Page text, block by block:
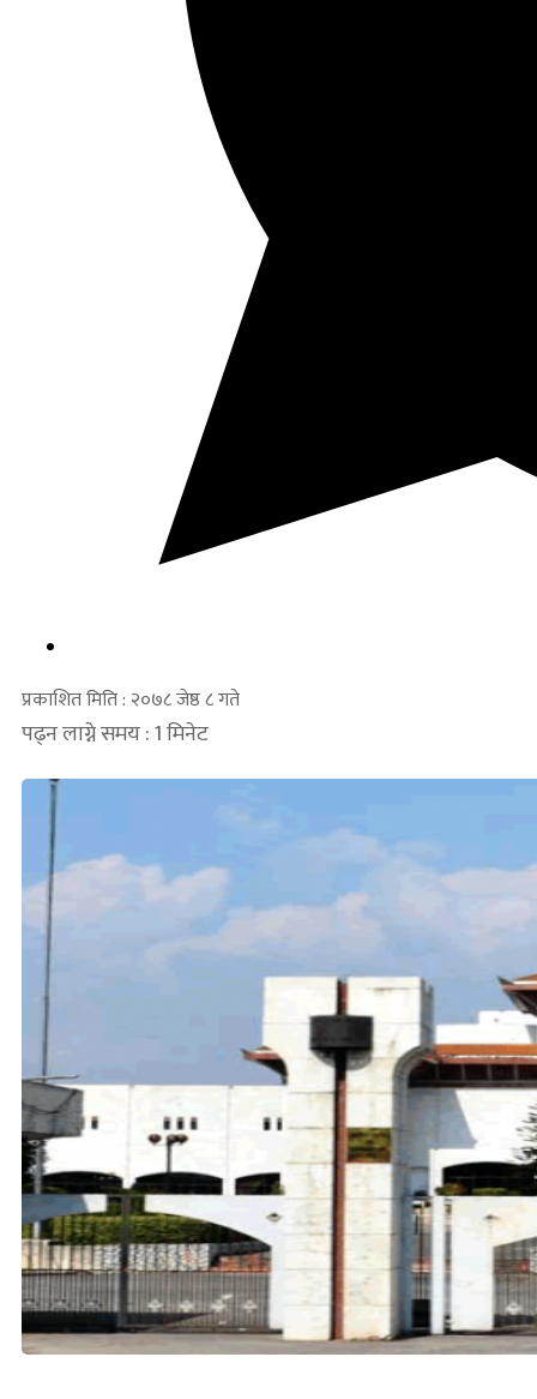
प्रकाशित मिति : २०७८ जेष्ठ ८ गते
पढ्न लाग्ने समय : 1 मिनेट